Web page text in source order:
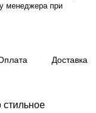
менеджера при
Доставка